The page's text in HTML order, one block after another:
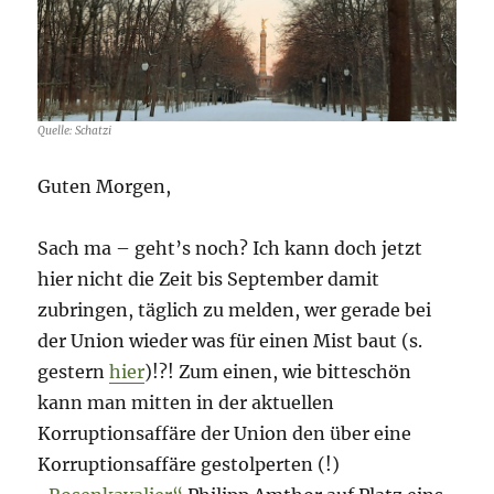
Quelle: Schatzi
Guten Morgen,
Sach ma – geht’s noch? Ich kann doch jetzt
hier nicht die Zeit bis September damit
zubringen, täglich zu melden, wer gerade bei
der Union wieder was für einen Mist baut (s.
gesternhier)!?! Zum einen, wie bitteschön
kann man mitten in der aktuellen
Korruptionsaffäre der Union den über eine
Korruptionsaffäre gestolperten (!)